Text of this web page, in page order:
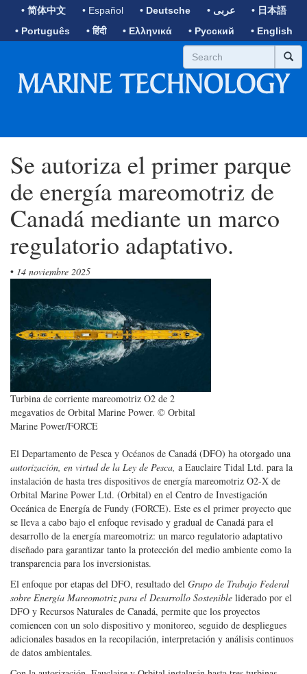
• 简体中文 • Español • Deutsche • عربى
• 日本語
• Português
• हिंदी • Ελληνικά • Русский • English
Se autoriza el primer parque
de energía mareomotriz de
Canadá mediante un marco
regulatorio adaptativo.
• 14 noviembre 2025
Turbina de corriente mareomotriz O2 de 2
megavatios de Orbital Marine Power. © Orbital
Marine Power/FORCE
El Departamento de Pesca y Océanos de Canadá (DFO) ha otorgado una
autorización, en virtud de la Ley de Pesca, a Eauclaire Tidal Ltd. para la
instalación de hasta tres dispositivos de energía mareomotriz O2-X de
Orbital Marine Power Ltd. (Orbital) en el Centro de Investigación
Oceánica de Energía de Fundy (FORCE). Este es el primer proyecto que
se lleva a cabo bajo el enfoque revisado y gradual de Canadá para el
desarrollo de la energía mareomotriz: un marco regulatorio adaptativo
diseñado para garantizar tanto la protección del medio ambiente como la
transparencia para los inversionistas.
El enfoque por etapas del DFO, resultado del Grupo de Trabajo Federal
sobre Energía Mareomotriz para el Desarrollo Sostenible liderado por el
DFO y Recursos Naturales de Canadá, permite que los proyectos
comiencen con un solo dispositivo y monitoreo, seguido de despliegues
adicionales basados en la recopilación, interpretación y análisis continuos
de datos ambientales.